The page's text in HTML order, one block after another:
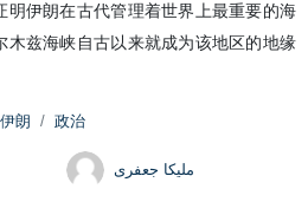
明伊朗在古代管理着世界上最重要的海
木兹海峡自古以来就成为该地区的地缘
伊朗 政治
ملیکا جعفری